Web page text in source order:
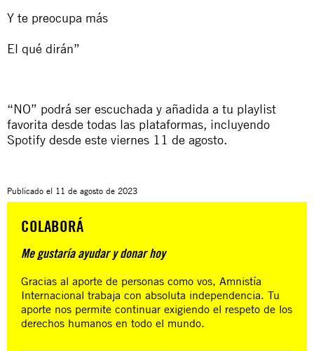
Y te preocupa más
El qué dirán”
“NO” podrá ser escuchada y añadida a tu playlist
favorita desde todas las plataformas, incluyendo
Spotify desde este viernes 11 de agosto.
Publicado el 11 de agosto de 2023
COLABORÁ
Me gustaría ayudar y donar hoy
Gracias al aporte de personas como vos, Amnistía
Internacional trabaja con absoluta independencia. Tu
aporte nos permite continuar exigiendo el respeto de los
derechos humanos en todo el mundo.